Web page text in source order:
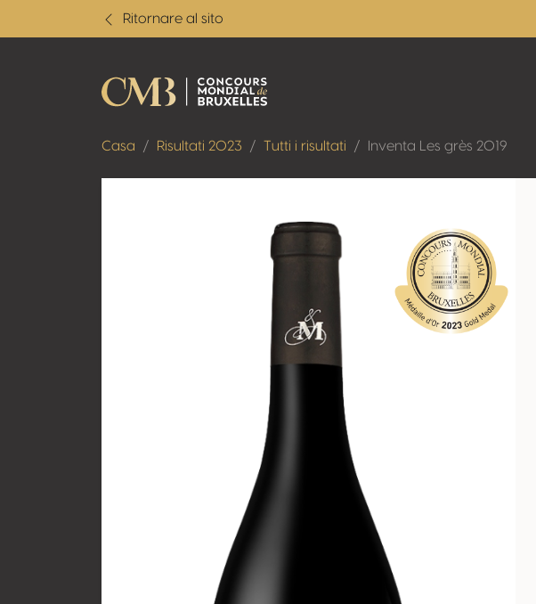
Ritornare al sito
Casa Risultati 2023 Tutti i risultati Inventa Les grès 2019